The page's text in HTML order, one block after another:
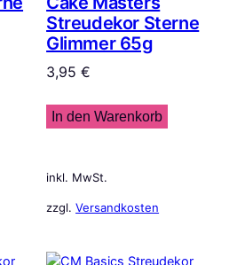
Streudekor Sterne
Glimmer 65g
3,95€
In den Warenkorb
inkl. MwSt.
zzgl.Versandkosten